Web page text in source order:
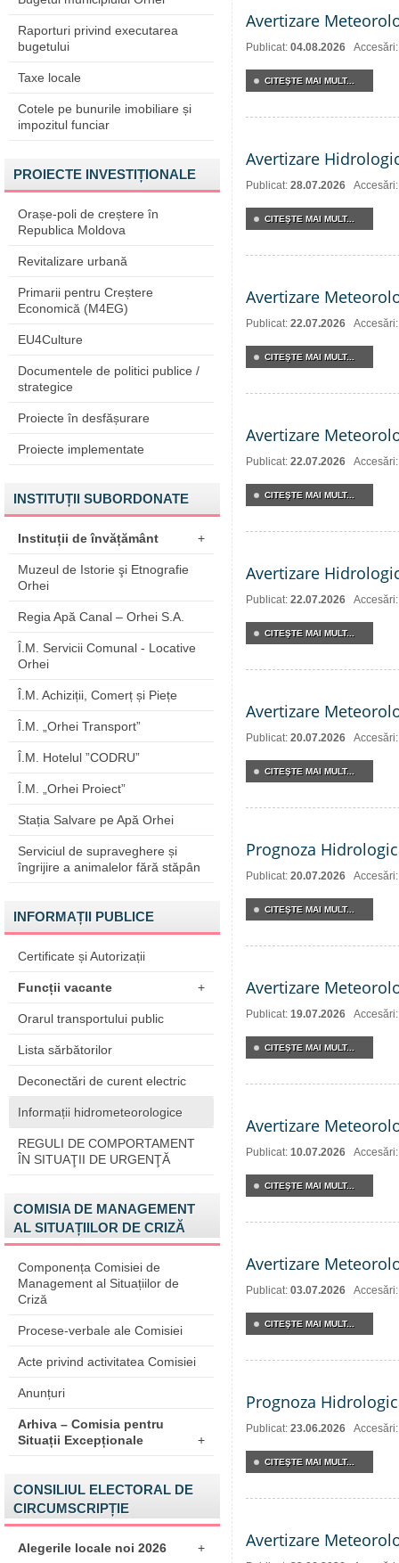
Raporturi privind executarea
bugetului
Taxe locale
Cotele pe bunurile imobiliare și
impozitul funciar
PROIECTE INVESTIȚIONALE
Orașe-poli de creștere în
Republica Moldova
Revitalizare urbană
Primarii pentru Creștere
Economică (M4EG)
EU4Culture
Documentele de politici publice /
strategice
Proiecte în desfășurare
Proiecte implementate
INSTITUȚII SUBORDONATE
Instituții de învățământ +
Muzeul de Istorie şi Etnografie
Orhei
Regia Apă Canal – Orhei S.A.
Î.M. Servicii Comunal - Locative
Orhei
Î.M. Achiziții, Comerț și Piețe
Î.M. „Orhei Transport”
Î.M. Hotelul ”CODRU”
Î.M. „Orhei Proiect”
Stația Salvare pe Apă Orhei
Serviciul de supraveghere și
îngrijire a animalelor fără stăpân
INFORMAȚII PUBLICE
Certificate și Autorizații
Funcții vacante +
Orarul transportului public
Lista sărbătorilor
Deconectări de curent electric
Informații hidrometeorologice
REGULI DE COMPORTAMENT
ÎN SITUAŢII DE URGENŢĂ
COMISIA DE MANAGEMENT
AL SITUAȚIILOR DE CRIZĂ
Componența Comisiei de
Management al Situațiilor de
Criză
Procese-verbale ale Comisiei
Acte privind activitatea Comisiei
Anunțuri
Arhiva – Comisia pentru
Situații Excepționale
+
CONSILIUL ELECTORAL DE
CIRCUMSCRIPȚIE
Alegerile locale noi 2026 +
Avertizare
Publicat: 04.08.2026
CITEŞTE MAI MULT...
Avertizare
Publicat: 28.07.2026
CITEŞTE MAI MULT...
Avertizare
Publicat: 22.07.2026
CITEŞTE MAI MULT...
Avertizare
Publicat: 22.07.2026
CITEŞTE MAI MULT...
Avertizare
Publicat: 22.07.2026
CITEŞTE MAI MULT...
Avertizare
Publicat: 20.07.2026
CITEŞTE MAI MULT...
Prognoza
Publicat: 20.07.2026
CITEŞTE MAI MULT...
Avertizare
Publicat: 19.07.2026
CITEŞTE MAI MULT...
Avertizare
Publicat: 10.07.2026
CITEŞTE MAI MULT...
Avertizare
Publicat: 03.07.2026
CITEŞTE MAI MULT...
Prognoza
Publicat: 23.06.2026
CITEŞTE MAI MULT...
Avertizare